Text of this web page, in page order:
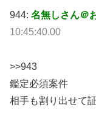
944: 名無しさん＠
10:45:40.00
>>943
鑑定必須案件
相手も割り出せて